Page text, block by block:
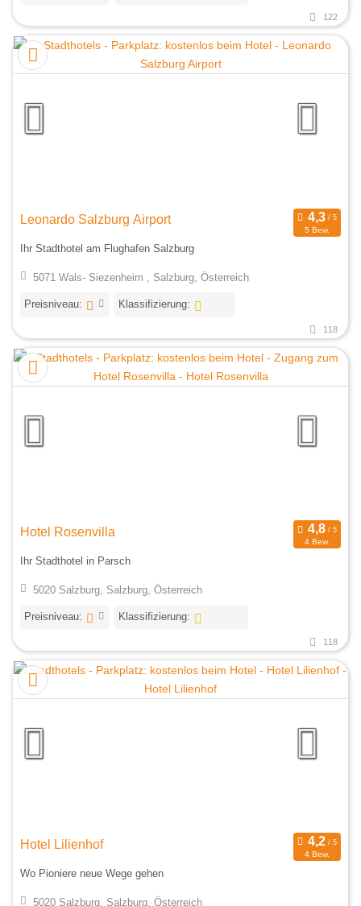
122
Leonardo Salzburg Airport
5 Bew.
Ihr Stadthotel am Flughafen Salzburg
5071 Wals- Siezenheim , Salzburg, Österreich
Preisniveau: Klassifizierung:
118
Hotel Rosenvilla
4 Bew.
Ihr Stadthotel in Parsch
5020 Salzburg, Salzburg, Österreich
Preisniveau: Klassifizierung:
118
Hotel Lilienhof
4 Bew.
Wo Pioniere neue Wege gehen
5020 Salzburg, Salzburg, Österreich